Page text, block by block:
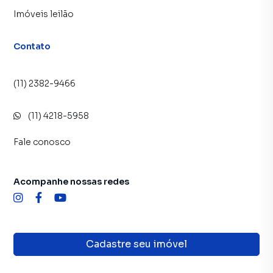
Imóveis leilão
Contato
(11) 2382-9466
(11) 4218-5958
Fale conosco
Cadastre seu imóvel
Acompanhe nossas redes